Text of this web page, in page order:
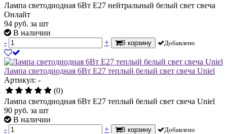
Лампа светодиодная 6Вт Е27 нейтральный белый свет свеча
Онлайт
94 руб. за шт
В наличии
-
+ В корзину Добавлено
Лампа светодиодная 6Вт E27 теплый белый свет свеча Uniel
Артикул: -
(0)
Лампа светодиодная 6Вт E27 теплый белый свет свеча Uniel
90 руб. за шт
В наличии
-
+ В корзину Добавлено